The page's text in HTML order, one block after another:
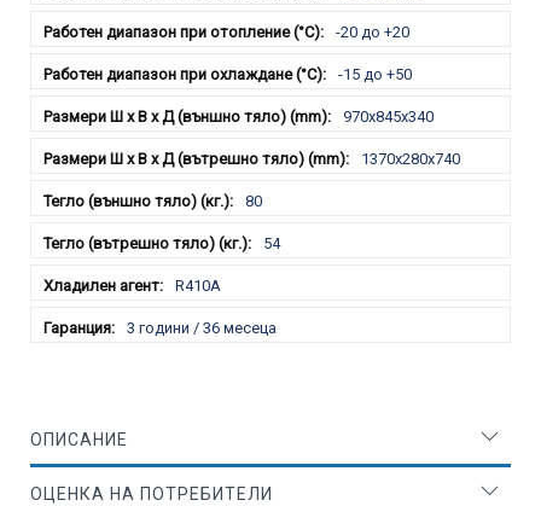
-20 до +20
-15 до +50
970x845x340
1370x280x740
80
54
R410A
3 години / 36 месеца
ОПИСАНИЕ
ОЦЕНКА НА ПОТРЕБИТЕЛИ